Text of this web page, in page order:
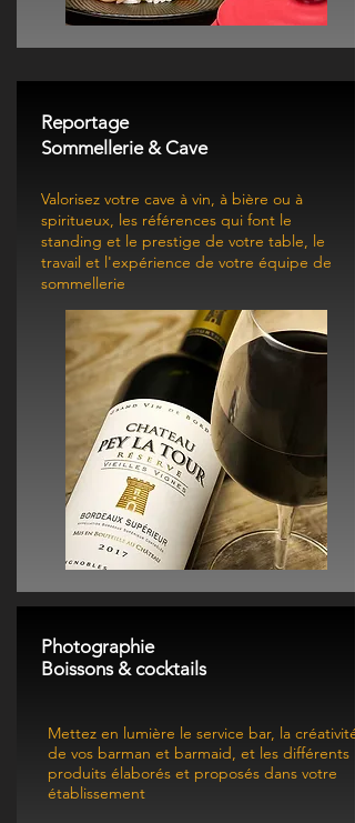
Reportage
Sommellerie & Cave
Valorisez votre cave à vin, à bière ou à
spiritueux, les références qui font le
standing et le prestige de votre table, le
travail et l'expérience de votre équipe de
sommellerie
Photographie
Boissons & cocktails
Mettez en lumière le service bar, la créativité
de vos barman et barmaid, et les différents
produits élaborés et proposés dans votre
établissement